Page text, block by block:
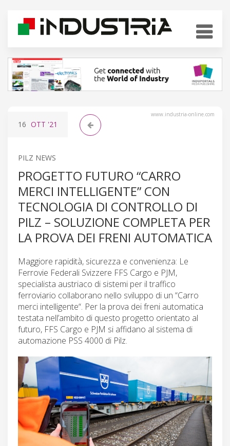
www.industria-online.com
16 OTT '21
PILZ NEWS
PROGETTO FUTURO “CARRO
MERCI INTELLIGENTE” CON
TECNOLOGIA DI CONTROLLO DI
PILZ – SOLUZIONE COMPLETA PER
LA PROVA DEI FRENI AUTOMATICA
Maggiore rapidità, sicurezza e convenienza: Le
Ferrovie Federali Svizzere FFS Cargo e PJM,
specialista austriaco di sistemi per il traffico
ferroviario collaborano nello sviluppo di un “Carro
merci intelligente“. Per la prova dei freni automatica
testata nell’ambito di questo progetto orientato al
futuro, FFS Cargo e PJM si affidano al sistema di
automazione PSS 4000 di Pilz.